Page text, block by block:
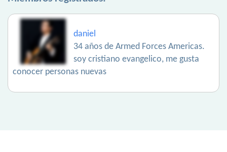
daniel
34 años de Armed Forces Americas.
soy cristiano evangelico, me gusta
conocer personas nuevas